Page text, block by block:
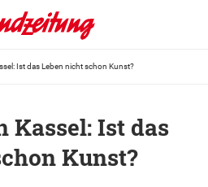
Ist das Leben nicht schon Kunst?
Kassel: Ist das
Kunst?